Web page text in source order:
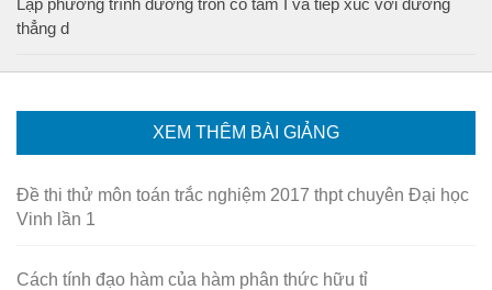
thẳng d
XEM THÊM BÀI GIẢNG
Đề thi thử môn toán trắc nghiệm 2017 thpt chuyên Đại học
Vinh lần 1
Cách tính đạo hàm của hàm phân thức hữu tỉ